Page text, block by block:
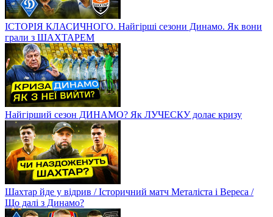
ІСТОРІЯ КЛАСИЧНОГО. Найгірші сезони Динамо. Як вони
грали з ШАХТАРЕМ
Найгірший сезон ДИНАМО? Як ЛУЧЕСКУ долає кризу
Шахтар йде у відрив / Історичний матч Металіста і Вереса /
Що далі з Динамо?